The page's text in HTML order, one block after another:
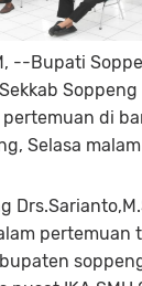
--Bupati
Soppeng
pertemuan di
Selasa
pertemuan